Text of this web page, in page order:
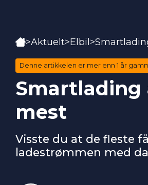
Hjem
>Aktuelt>Elbil>
Denne artikkelen er mer enn 1 år
Smartlading
mest
Visste du at de fleste
ladestrømmen med